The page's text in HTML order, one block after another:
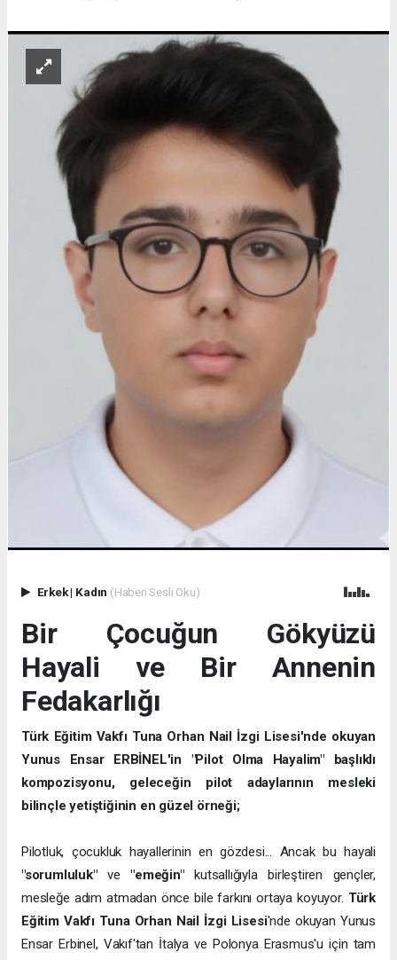
Erkek| Kadın (Haberi Sesli Oku)
Bir Çocuğun Gökyüzü
Hayali ve Bir Annenin
Fedakarlığı
Türk Eğitim Vakfı Tuna Orhan Nail İzgi Lisesi'nde okuyan
Yunus Ensar ERBİNEL'in "Pilot Olma Hayalim" başlıklı
kompozisyonu, geleceğin pilot adaylarının mesleki
bilinçle yetiştiğinin en güzel örneği;
Pilotluk, çocukluk hayallerinin en gözdesi... Ancak bu hayali
"sorumluluk"ve"emeğin"kutsallığıyla birleştiren gençler,
mesleğe adım atmadan önce bile farkını ortaya koyuyor. Türk
Eğitim Vakfı Tuna Orhan Nail İzgi Lisesi'nde okuyan Yunus
Ensar Erbinel, Vakıf'tan İtalya ve Polonya Erasmus'u için tam